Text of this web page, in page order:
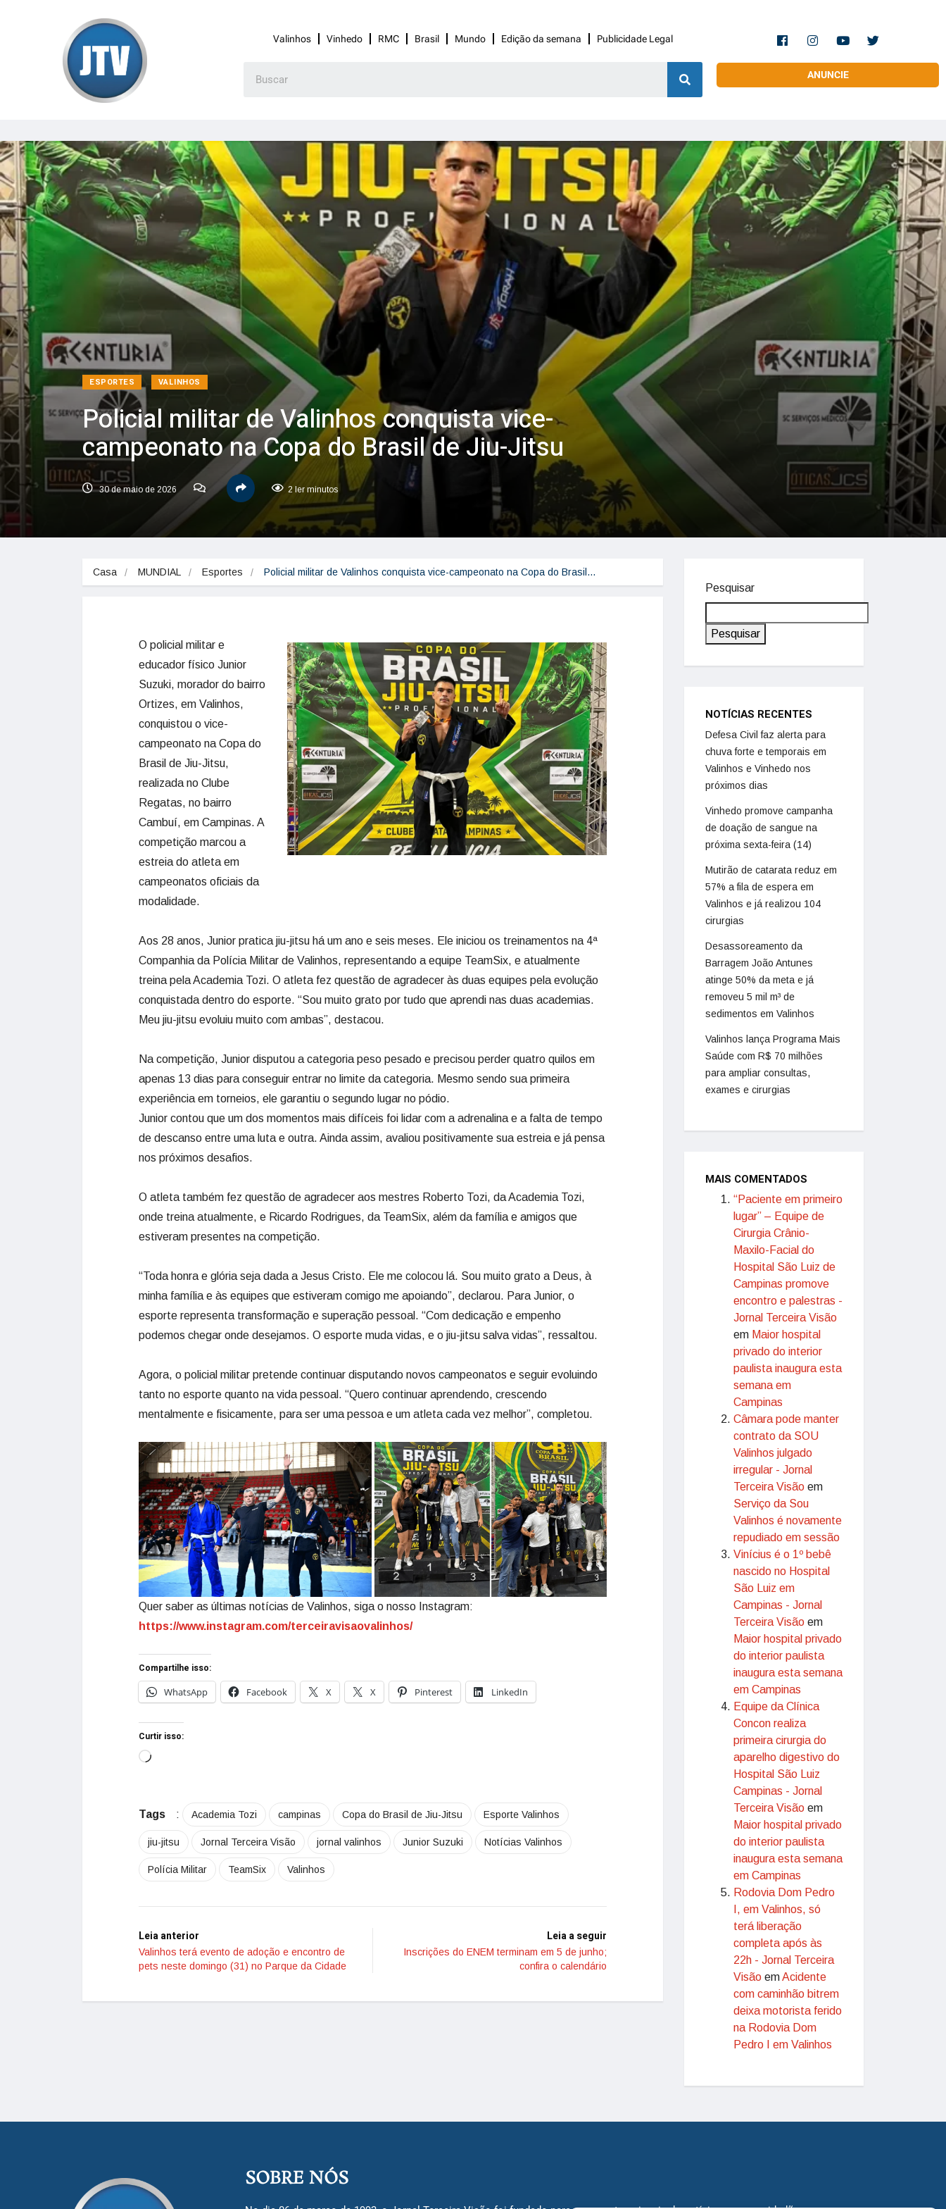
Valinhos Vinhedo RMC Brasil Mundo Edição da semana Publicidade Legal
ANUNCIE
ESPORTES VALINHOS
Policial militar de Valinhos conquista vice-
campeonato na Copa do Brasil de Jiu-Jitsu
30 de maio de 2026 2 ler minutos
Casa MUNDIAL Esportes Policial militar de Valinhos conquista vice-campeonato na Copa do Brasil…
O policial militar e
educador físico Junior
Suzuki, morador do bairro
Ortizes, em Valinhos,
conquistou o vice-
campeonato na Copa do
Brasil de Jiu-Jitsu,
realizada no Clube
Regatas, no bairro
Cambuí, em Campinas. A
competição marcou a
estreia do atleta em
campeonatos oficiais da
modalidade.
Aos 28 anos, Junior pratica jiu-jitsu há um ano e seis meses. Ele iniciou os treinamentos na 4ª
Companhia da Polícia Militar de Valinhos, representando a equipe TeamSix, e atualmente
treina pela Academia Tozi. O atleta fez questão de agradecer às duas equipes pela evolução
conquistada dentro do esporte. “Sou muito grato por tudo que aprendi nas duas academias.
Meu jiu-jitsu evoluiu muito com ambas”, destacou.
Na competição, Junior disputou a categoria peso pesado e precisou perder quatro quilos em
apenas 13 dias para conseguir entrar no limite da categoria. Mesmo sendo sua primeira
experiência em torneios, ele garantiu o segundo lugar no pódio.
Junior contou que um dos momentos mais difíceis foi lidar com a adrenalina e a falta de tempo
de descanso entre uma luta e outra. Ainda assim, avaliou positivamente sua estreia e já pensa
nos próximos desafios.
O atleta também fez questão de agradecer aos mestres Roberto Tozi, da Academia Tozi,
onde treina atualmente, e Ricardo Rodrigues, da TeamSix, além da família e amigos que
estiveram presentes na competição.
“Toda honra e glória seja dada a Jesus Cristo. Ele me colocou lá. Sou muito grato a Deus, à
minha família e às equipes que estiveram comigo me apoiando”, declarou. Para Junior, o
esporte representa transformação e superação pessoal. “Com dedicação e empenho
podemos chegar onde desejamos. O esporte muda vidas, e o jiu-jitsu salva vidas”, ressaltou.
Agora, o policial militar pretende continuar disputando novos campeonatos e seguir evoluindo
tanto no esporte quanto na vida pessoal. “Quero continuar aprendendo, crescendo
mentalmente e fisicamente, para ser uma pessoa e um atleta cada vez melhor”, completou.
Quer saber as últimas notícias de Valinhos, siga o nosso Instagram:
https://www.instagram.com/terceiravisaovalinhos/
Compartilhe isso:
WhatsApp
Facebook X X Pinterest LinkedIn
Curtir isso:
Tags : Academia Tozi campinas Copa do Brasil de Jiu-Jitsu Esporte Valinhos
jiu-jitsu Jornal Terceira Visão jornal valinhos Junior Suzuki Notícias Valinhos
Polícia Militar TeamSix Valinhos
Leia anterior
Valinhos terá evento de adoção e encontro de
pets neste domingo (31) no Parque da Cidade
Leia a seguir
Inscrições do ENEM terminam em 5 de junho;
confira o calendário
Pesquisar
Pesquisar
NOTÍCIAS RECENTES
Defesa Civil faz alerta para
chuva forte e temporais em
Valinhos e Vinhedo nos
próximos dias
Vinhedo promove campanha
de doação de sangue na
próxima sexta-feira (14)
Mutirão de catarata reduz em
57% a fila de espera em
Valinhos e já realizou 104
cirurgias
Desassoreamento da
Barragem João Antunes
atinge 50% da meta e já
removeu 5 mil m³ de
sedimentos em Valinhos
Valinhos lança Programa Mais
Saúde com R$ 70 milhões
para ampliar consultas,
exames e cirurgias
MAIS COMENTADOS
“Paciente em primeiro
lugar” – Equipe de
Cirurgia Crânio-
Maxilo-Facial do
Hospital São Luiz de
Campinas promove
encontro e palestras -
Jornal Terceira Visão
em Maior hospital
privado do interior
paulista inaugura esta
semana em
Campinas
Câmara pode manter
contrato da SOU
Valinhos julgado
irregular - Jornal
Terceira Visão em
Serviço da Sou
Valinhos é novamente
repudiado em sessão
Vinícius é o 1º bebê
nascido no Hospital
São Luiz em
Campinas - Jornal
Terceira Visão em
Maior hospital privado
do interior paulista
inaugura esta semana
em Campinas
Equipe da Clínica
Concon realiza
primeira cirurgia do
aparelho digestivo do
Hospital São Luiz
Campinas - Jornal
Terceira Visão em
Maior hospital privado
do interior paulista
inaugura esta semana
em Campinas
Rodovia Dom Pedro
I, em Valinhos, só
terá liberação
completa após às
22h - Jornal Terceira
Visão emAcidente
com caminhão bitrem
deixa motorista ferido
na Rodovia Dom
Pedro I em Valinhos
SOBRE NÓS